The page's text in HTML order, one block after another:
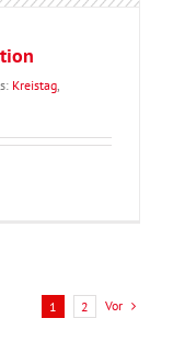
Kreistag,
1 2 Vor